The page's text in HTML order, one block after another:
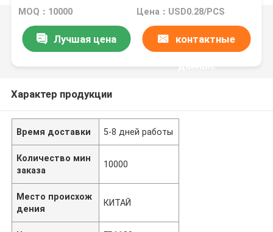
бутылка с кунжутным маслом и уксусом
MOQ：10000 Цена：USD0.28/PCS
Лучшая цена контактные
данные
Характер продукции
Время доставки 5-8 дней работы
Количество мин
заказа
10000
Место происхож
дения
КИТАЙ